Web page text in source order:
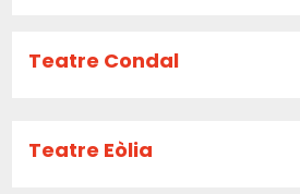
Teatre Condal
Teatre Eòlia